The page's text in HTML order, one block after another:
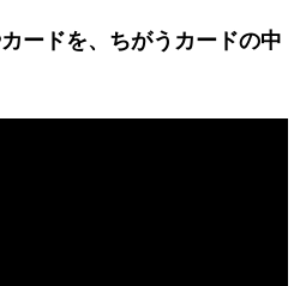
ードを、ちがうカードの中